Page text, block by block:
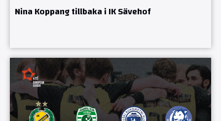
Nina Koppang tillbaka i IK Sävehof